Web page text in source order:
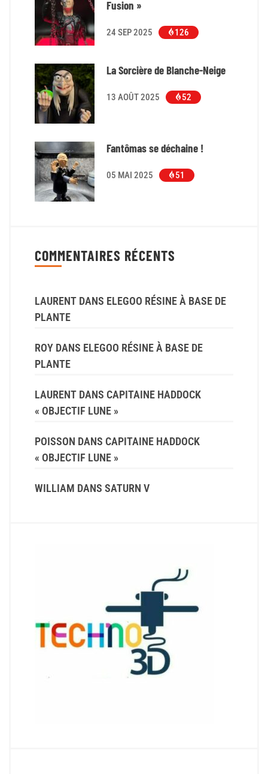
Fusion »
24 SEP 2025 126
La Sorcière de Blanche-Neige
13 AOÛT 2025 52
Fantômas se déchaine !
05 MAI 2025 51
COMMENTAIRES RÉCENTS
LAURENT DANS ELEGOO RÉSINE À BASE DE
PLANTE
ROY DANS ELEGOO RÉSINE À BASE DE
PLANTE
LAURENT DANS CAPITAINE HADDOCK
« OBJECTIF LUNE »
POISSON DANS CAPITAINE HADDOCK
« OBJECTIF LUNE »
WILLIAM DANS SATURN V